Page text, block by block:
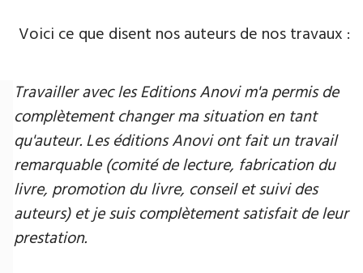
Voici ce que disent nos auteurs de nos travaux :
Travailler avec les Editions Anovi m'a permis de
complètement changer ma situation en tant
qu'auteur. Les éditions Anovi ont fait un travail
remarquable (comité de lecture, fabrication du
livre, promotion du livre, conseil et suivi des
auteurs) et je suis complètement satisfait de leur
prestation.